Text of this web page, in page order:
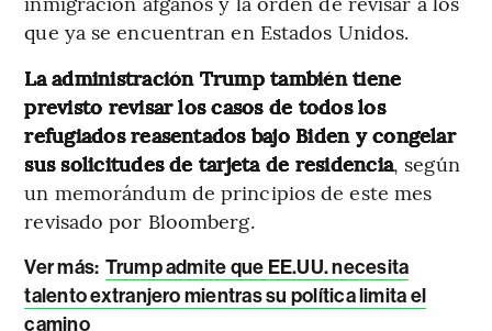
que ya se encuentran en Estados Unidos.
La administración Trump también tiene
previsto revisar los casos de todos los
refugiados reasentados bajo Biden y congelar
sus solicitudes de tarjeta de residencia, según
un memorándum de principios de este mes
revisado por Bloomberg.
Ver más: Trump admite que EE.UU. necesita
talento extranjero mientras su política limita el
camino